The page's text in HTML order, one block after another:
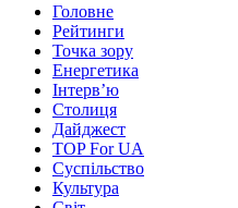
Головне
Рейтинги
Точка зору
Енергетика
Інтерв’ю
Столиця
Дайджест
TOP For UA
Суспiльство
Культура